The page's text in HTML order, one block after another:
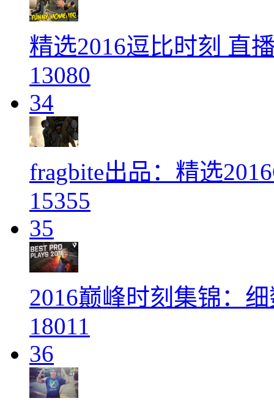
精选2016逗比时刻 直
13080
34
fragbite出品：精选
15355
35
2016巅峰时刻集锦：
18011
36